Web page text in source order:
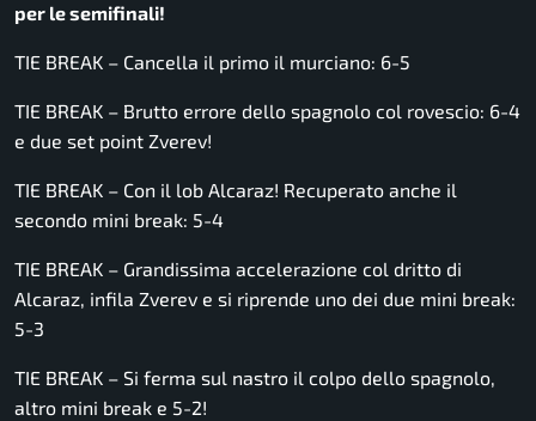
per le semifinali!
TIE BREAK – Cancella il primo il murciano: 6-5
TIE BREAK – Brutto errore dello spagnolo col rovescio: 6-4
e due set point Zverev!
TIE BREAK – Con il lob Alcaraz! Recuperato anche il
secondo mini break: 5-4
TIE BREAK – Grandissima accelerazione col dritto di
Alcaraz, infila Zverev e si riprende uno dei due mini break:
5-3
TIE BREAK – Si ferma sul nastro il colpo dello spagnolo,
altro mini break e 5-2!